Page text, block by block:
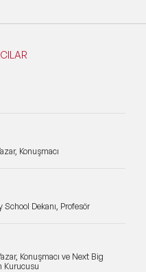
Konuşmacı
Dekanı, Profesör
Konuşmacı ve Next Big
Kurucusu